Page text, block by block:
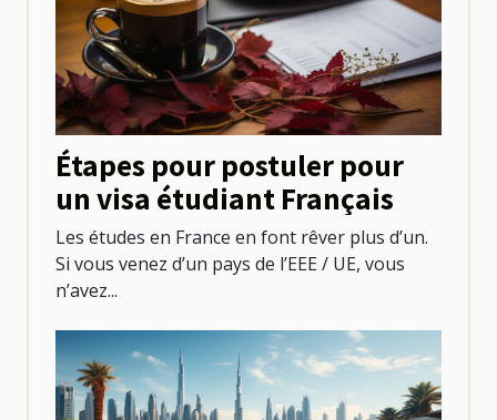
Étapes pour postuler pour
un visa étudiant Français
Les études en France en font rêver plus d’un.
Si vous venez d’un pays de l’EEE / UE, vous
n’avez...